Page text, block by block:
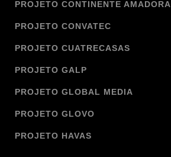
PROJETO CONTINENTE AMADORA
PROJETO CONVATEC
PROJETO CUATRECASAS
PROJETO GALP
PROJETO GLOBAL MEDIA
PROJETO GLOVO
PROJETO HAVAS